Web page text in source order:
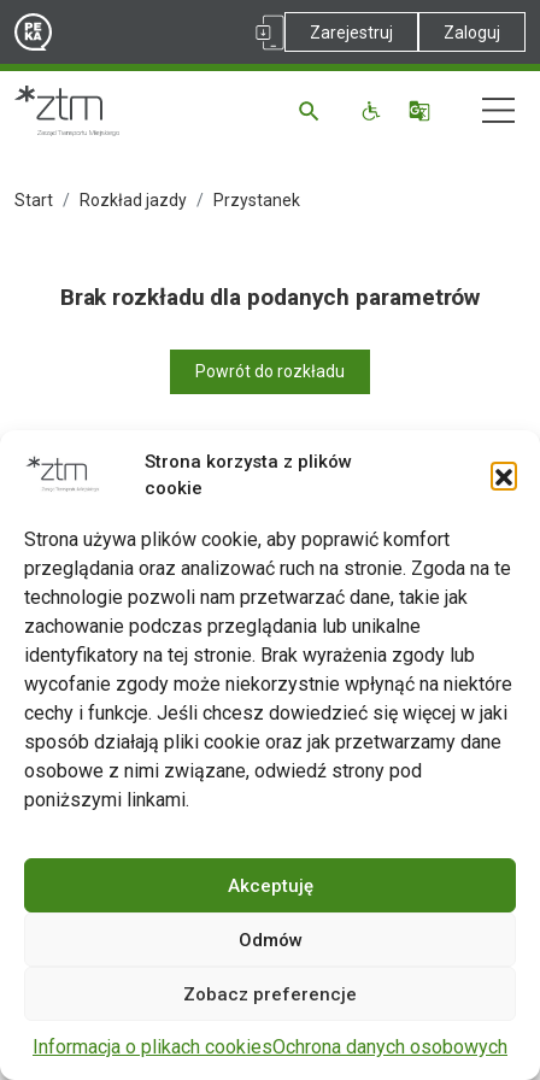
Strona korzysta z plików
cookie
Strona używa plików cookie, aby poprawić komfort
przeglądania oraz analizować ruch na stronie. Zgoda na te
technologie pozwoli nam przetwarzać dane, takie jak
zachowanie podczas przeglądania lub unikalne
identyfikatory na tej stronie. Brak wyrażenia zgody lub
wycofanie zgody może niekorzystnie wpłynąć na niektóre
cechy i funkcje. Jeśli chcesz dowiedzieć się więcej w jaki
sposób działają pliki cookie oraz jak przetwarzamy dane
osobowe z nimi związane, odwiedź strony pod
poniższymi linkami.
Akceptuję
Odmów
Zobacz preferencje
Informacja o plikach cookiesOchrona danych osobowych
Zarejestruj Zaloguj
Start Rozkład jazdy Przystanek
Brak rozkładu dla podanych parametrów
Powrót do rozkładu
Zarząd Transportu Miejskiego w Poznaniu
Napisz do nas
tel. 61 646 33 44
ul. Matejki 59, 60-770 Poznań
zastrzeżone.